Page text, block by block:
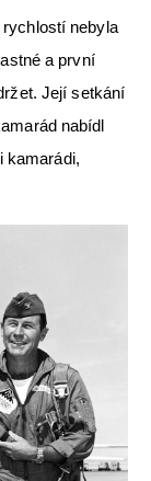
nebyla
a první
Její setkání
nabídl
kamarádi,